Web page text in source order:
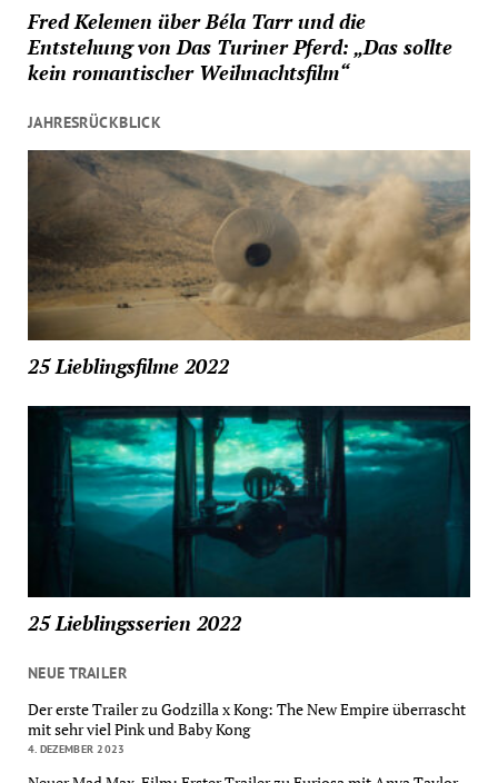
Fred Kelemen über Béla Tarr und die
Entstehung von Das Turiner Pferd: „Das sollte
kein romantischer Weihnachtsfilm“
JAHRESRÜCKBLICK
25 Lieblingsfilme 2022
25 Lieblingsserien 2022
NEUE TRAILER
Der erste Trailer zu Godzilla x Kong: The New Empire überrascht
mit sehr viel Pink und Baby Kong
4. DEZEMBER 2023